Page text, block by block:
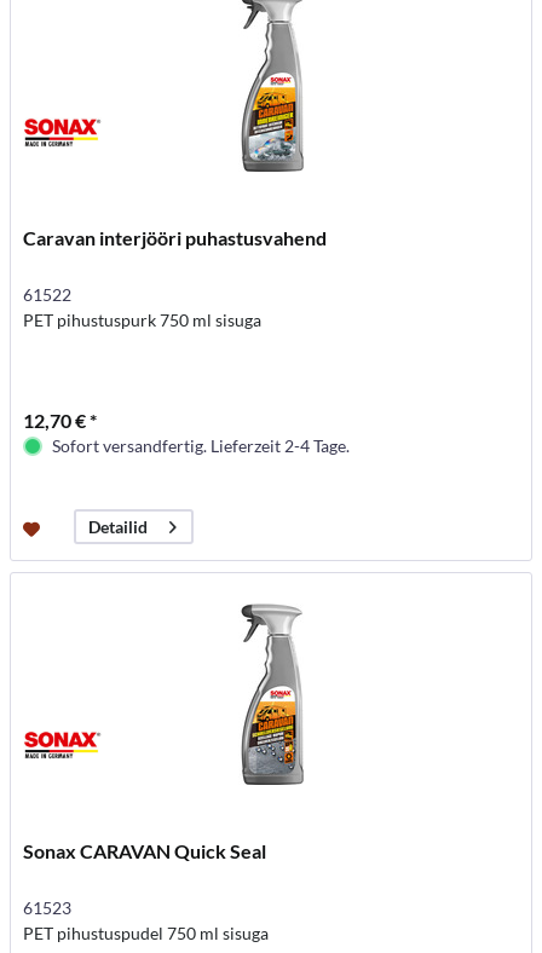
Caravan interjööri puhastusvahend
61522
PET pihustuspurk 750 ml sisuga
12,70 € *
Sofort versandfertig. Lieferzeit 2-4 Tage.
Detailid
Sonax CARAVAN Quick Seal
61523
PET pihustuspudel 750 ml sisuga